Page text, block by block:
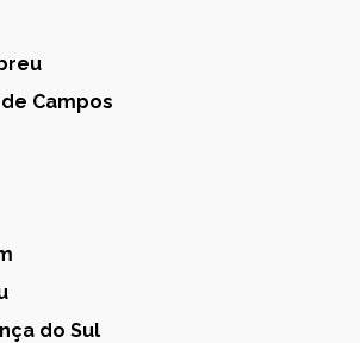
de Campos
do Sul